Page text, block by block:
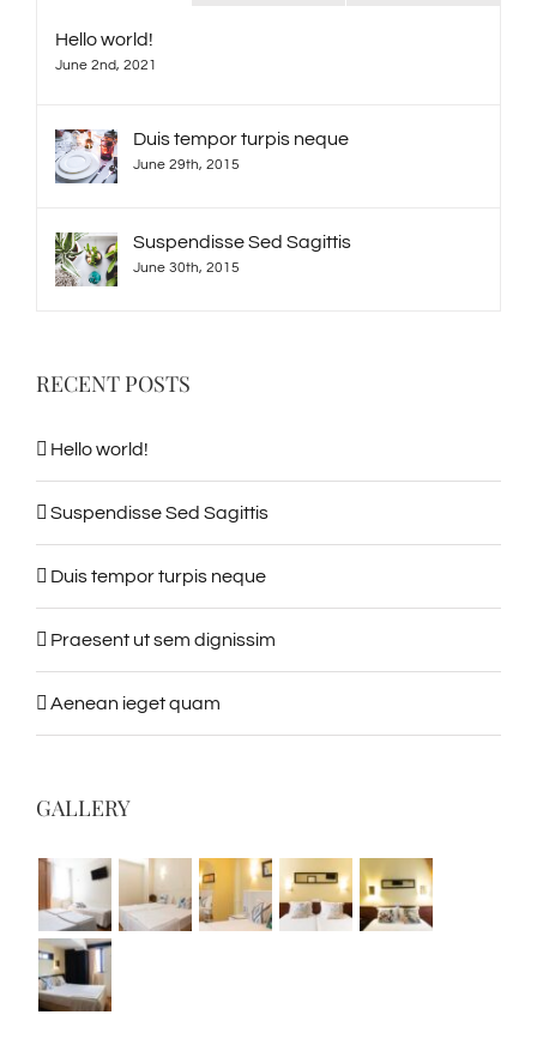
Hello world!
June 2nd, 2021
Duis tempor turpis neque
June 29th, 2015
Suspendisse Sed Sagittis
June 30th, 2015
RECENT POSTS
Hello world!
Suspendisse Sed Sagittis
Duis tempor turpis neque
Praesent ut sem dignissim
Aenean ieget quam
GALLERY